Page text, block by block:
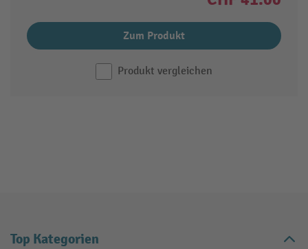
Zum Produkt
Produkt vergleichen
Top Kategorien